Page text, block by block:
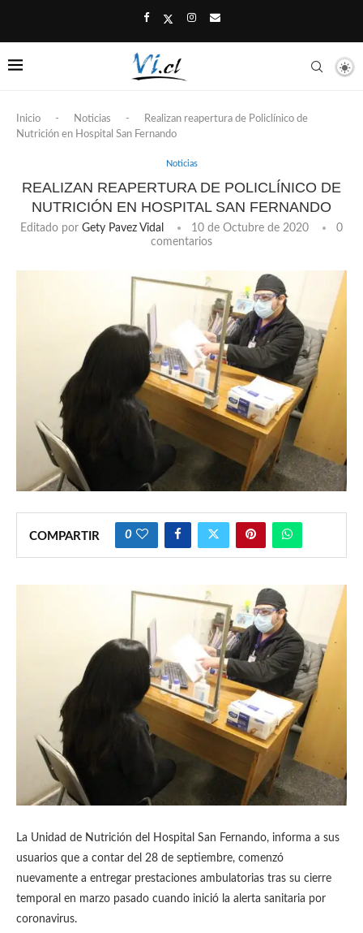
Inicio - Noticias -
Realizan reapertura de Policlínico de
Nutrición en Hospital San Fernando
Noticias
REALIZAN REAPERTURA DE POLICLÍNICO DE
NUTRICIÓN EN HOSPITAL SAN FERNANDO
Editado por Gety Pavez Vidal 10 de Octubre de 2020
0
comentarios
COMPARTIR 0
La Unidad de Nutrición del Hospital San Fernando, informa a sus
usuarios que a contar del 28 de septiembre, comenzó
nuevamente a entregar prestaciones ambulatorias tras su cierre
temporal en marzo pasado cuando inició la alerta sanitaria por
coronavirus.